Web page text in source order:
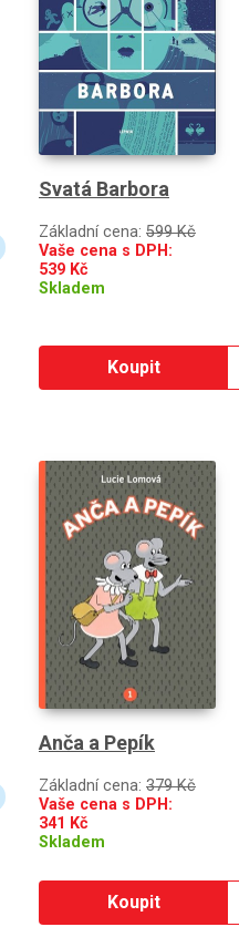
Svatá Barbora
Základní cena: 599 Kč
Vaše cena s DPH:
539 Kč
Skladem
Koupit
Anča a Pepík
Základní cena: 379 Kč
Vaše cena s DPH:
341 Kč
Skladem
Koupit